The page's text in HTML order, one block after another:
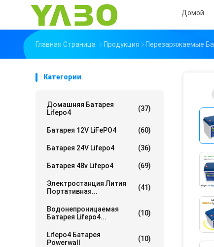
Домой
Главная Страница Продукция Перезаряжаемые
Категории
Домашняя Батарея
Lifepo4
(37)
Батарея 12V LiFePO4 (60)
Батарея 24V Lifepo4 (36)
Батарея 48v Lifepo4 (69)
Электростанция Лития
Портативная...
(41)
Водонепроницаемая
Батарея Lifepo4...
(10)
Lifepo4 Батарея
Powerwall
(10)